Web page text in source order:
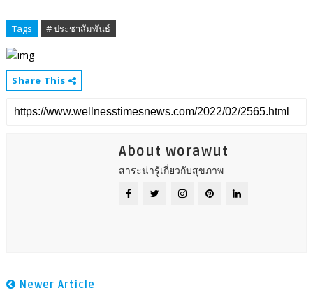
Tags # ประชาสัมพันธ์
Share This
About worawut
สาระน่ารู้เกี่ยวกับสุขภาพ
Newer Article